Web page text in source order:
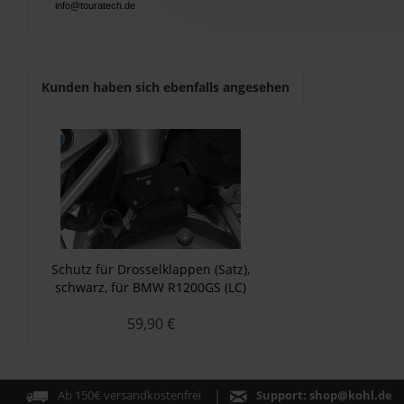
info@touratech.de
Kunden haben sich ebenfalls angesehen
Schutz für Drosselklappen (Satz),
schwarz, für BMW R1200GS (LC)
59,90 €
Ab 150€ versandkostenfrei Support: shop@kohl.de